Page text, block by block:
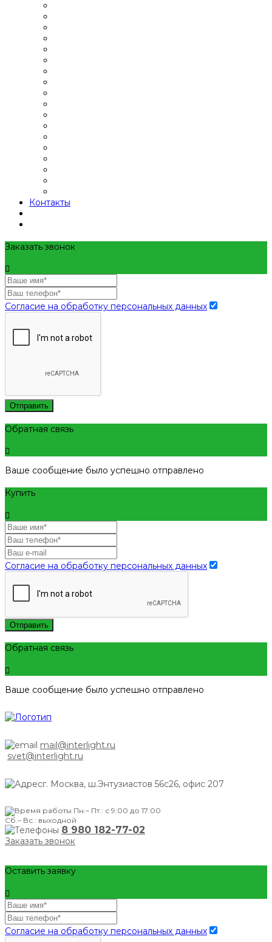
Контакты
Заказать звонок
Согласие на обработку персональных данных
Отправить
Обратная связь
Ваше сообщение было успешно отправлено
Купить
Согласие на обработку персональных данных
Отправить
Обратная связь
Ваше сообщение было успешно отправлено
mail@interlight.ru
svet@interlight.ru
г. Москва, ш.Энтузиастов 56с26, офис 207
Пн.– Пт.: с 9:00 до 17:00
Сб.– Вс.: выходной
8 980 182-77-02
Заказать звонок
Оставить заявку
Согласие на обработку персональных данных